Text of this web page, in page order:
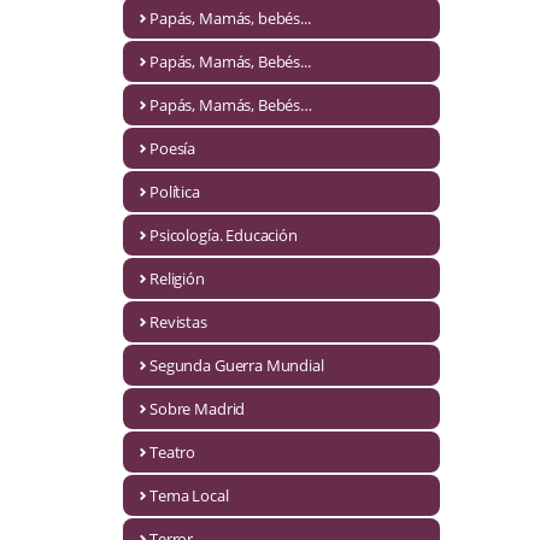
Novela Extranjera
Novela fantástica
Novela romántica
Otros idiomas
Papás, Mamás, bebés...
Papás, Mamás, Bebés...
Papás, Mamás, Bebés…
Papás, Mamás, bebés...
Papás, Mamás, Bebés...
Papás, Mamás, Bebés…
Poesía
Política
Psicología. Educación
Religión
Revistas
Segunda Guerra Mundial
Sobre Madrid
Teatro
Tema Local